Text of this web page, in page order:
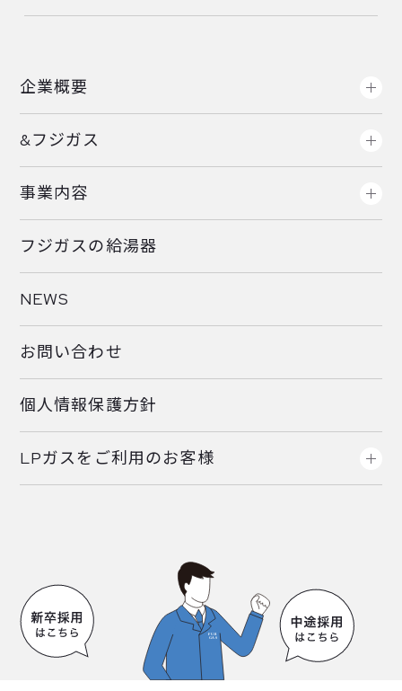
企業概要
&フジガス
事業内容
フジガスの給湯器
NEWS
お問い合わせ
個人情報保護方針
LPガスをご利用のお客様